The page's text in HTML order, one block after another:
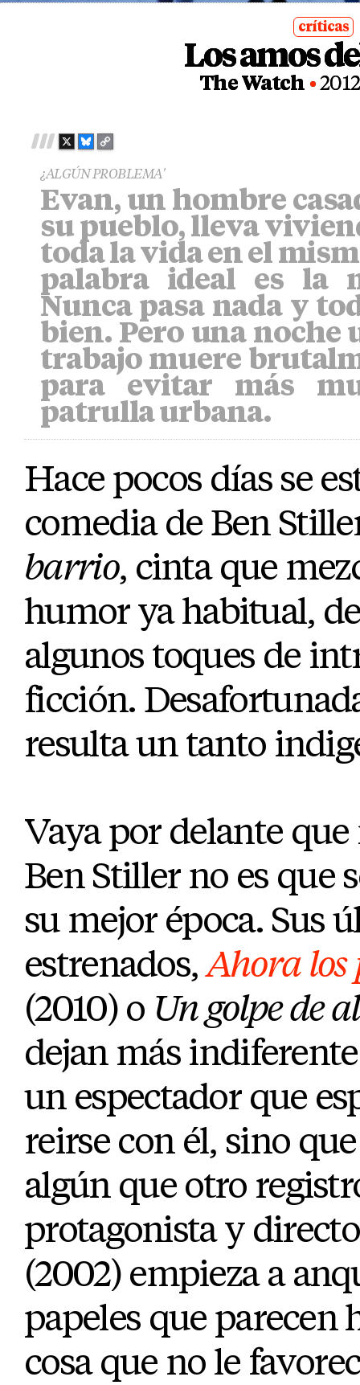
posted
in
críticas
Los amos
The Watch 2012
X
B
U
S
K
Y
C
P
L
I
N
¿ALGÚN PROBLEMA'
Evan, un hombre
su pueblo, lleva
toda la vida en el
palabra ideal es la
Nunca pasa nada y
bien. Pero una noche
trabajo muere
para evitar más
patrulla urbana.
Hace pocos días se
comedia de Ben
barrio, cinta que
humor ya habitual,
algunos toques de
ficción.
resulta un tanto
Vaya por delante
Ben Stiller no es que
su mejor época. Sus
estrenados,Ahora los
(2010) o Un golpe de
dejan más
un espectador que
reirse con él, sino
algún que otro
protagonista y
(2002) empieza a
papeles que parecen
cosa que no le